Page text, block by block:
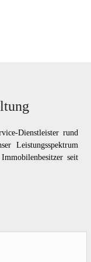
Dienstleister rund
Leistungsspektrum
seit